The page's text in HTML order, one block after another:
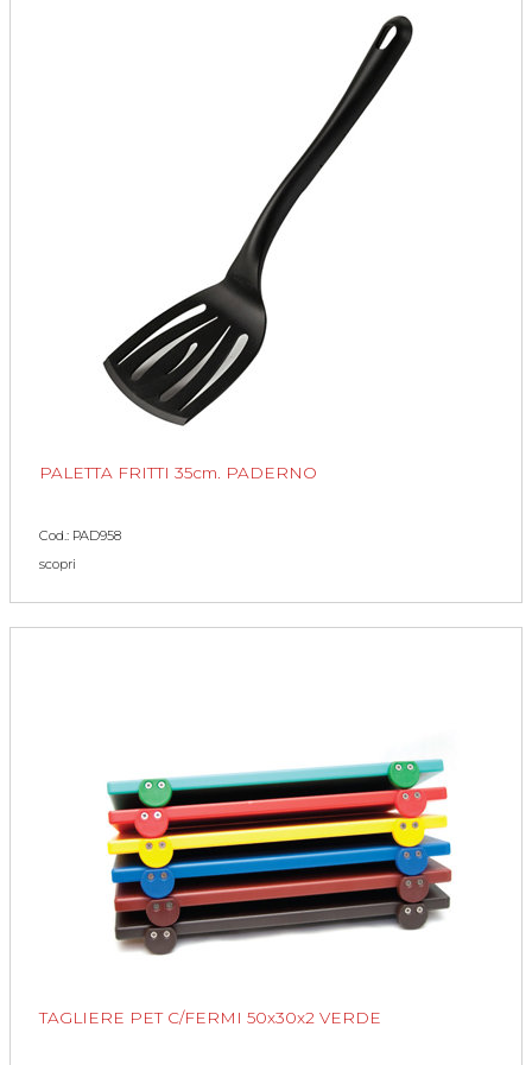
PALETTA FRITTI 35cm. PADERNO
Cod.: PAD958
scopri
TAGLIERE PET C/FERMI 50x30x2 VERDE